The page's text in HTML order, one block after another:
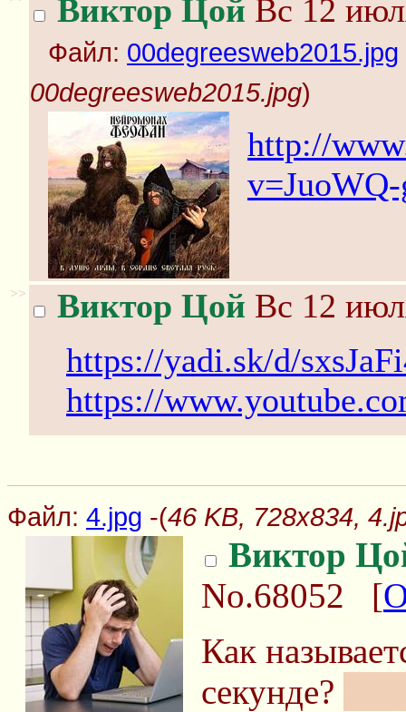
Виктор Цой Вс 12
Файл: 00degreesweb2015.jpg
00degreesweb2015.jpg)
http://
>> Виктор Цой Вс 12
https://yadi.sk/d/
https://
Файл: 4.jpg -(46 KB, 728x834,
Виктор
No.68052 [
Как
секунде?